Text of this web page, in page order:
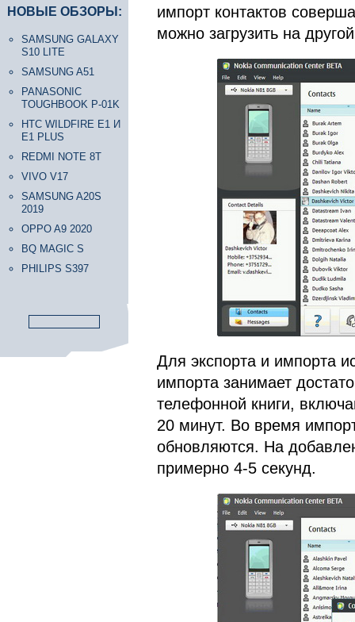
НОВЫЕ ОБЗОРЫ:
SAMSUNG GALAXY
S10 LITE
SAMSUNG A51
PANASONIC
TOUGHBOOK P-01K
HTC WILDFIRE E1 И
E1 PLUS
REDMI NOTE 8T
VIVO V17
SAMSUNG A20S
2019
OPPO A9 2020
BQ MAGIC S
PHILIPS S397
импорт контактов
можно загрузить на
Для экспорта и импорта
импорта занимает
телефонной книги,
20 минут. Во время
обновляются. На
примерно 4-5 секунд.